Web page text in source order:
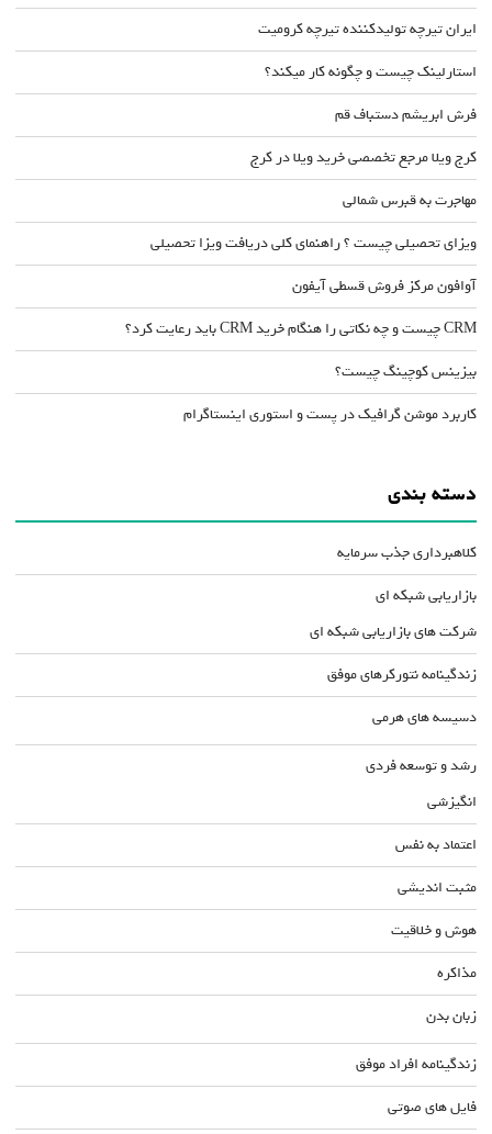
ایران تیرچه تولیدکننده تیرچه کرومیت
استارلینک چیست و چگونه کار میکند؟
فرش ابریشم دستباف قم
کرج ویلا مرجع تخصصی خرید ویلا در کرج
مهاجرت به قبرس شمالی
ویزای تحصیلی چیست ؟ راهنمای کلی دریافت ویزا تحصیلی
آوافون مرکز فروش قسطی آیفون
CRM چیست و چه نکاتی را هنگام خرید CRM باید رعایت کرد؟
بیزینس کوچینگ چیست؟
کاربرد موشن گرافیک در پست و استوری اینستاگرام
دسته بندی
کلاهبرداری جذب سرمایه
بازاریابی شبکه ای
شرکت های بازاریابی شبکه ای
زندگینامه نتورکرهای موفق
دسیسه های هرمی
رشد و توسعه فردی
انگیزشی
اعتماد به نفس
مثبت اندیشی
هوش و خلاقیت
مذاکره
زبان بدن
زندگینامه افراد موفق
فایل های صوتی